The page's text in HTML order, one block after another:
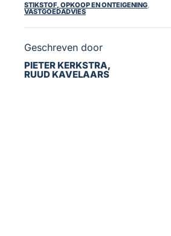
STIKSTOF, OPKOOP EN ONTEIGENING,
VASTGOEDADVIES
Geschreven door
PIETER KERKSTRA,
RUUD KAVELAARS